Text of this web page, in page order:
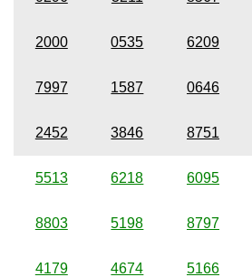
2000 0535 6209
7997 1587 0646
2452 3846 8751
5513 6218 6095
8803 5198 8797
4179 4674 5166